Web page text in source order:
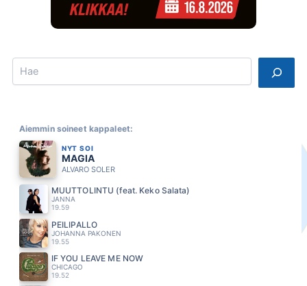
Search
Aiemmin soineet kappaleet:
NYT SOI
MAGIA
ALVARO SOLER
MUUTTOLINTU (feat. Keko Salata)
JANNA
19.59
PEILIPALLO
JOHANNA PAKONEN
19.55
IF YOU LEAVE ME NOW
CHICAGO
19.52